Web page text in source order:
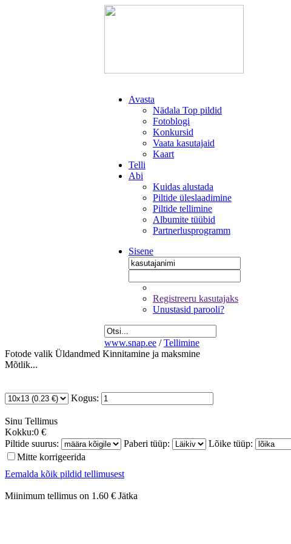
Avasta
Nädala Top pildid
Fotoblogi
Konkursid
Vaata kasutajaid
Kaart
Telli
Abi
Kuidas alustada
Piltide üleslaadimine
Piltide tellimine
Albumite tüübid
Partnerlusprogramm
Sisene
Registreeru kasutajaks
Unustasid parooli?
www.snap.ee / Tellimine
Fotode valik Üldandmed Kinnitamine ja maksmine
Mõtlik...
Kogus:
Sinu Tellimus
Kokku:0 €
Piltide suurus:
Paberi tüüp: Lõike tüüp:
Mitte korrigeerida
Eemalda kõik pildid tellimusest
Miinimum tellimus on 1.60 € Jätka